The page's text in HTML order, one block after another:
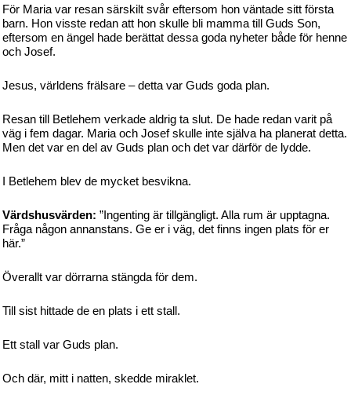
För Maria var resan särskilt svår eftersom hon väntade sitt första
barn. Hon visste redan att hon skulle bli mamma till Guds Son,
eftersom en ängel hade berättat dessa goda nyheter både för henne
och Josef.
Jesus, världens frälsare – detta var Guds goda plan.
Resan till Betlehem verkade aldrig ta slut. De hade redan varit på
väg i fem dagar. Maria och Josef skulle inte själva ha planerat detta.
Men det var en del av Guds plan och det var därför de lydde.
I Betlehem blev de mycket besvikna.
Värdshusvärden: ”Ingenting är tillgängligt. Alla rum är upptagna.
Fråga någon annanstans. Ge er i väg, det finns ingen plats för er
här.”
Överallt var dörrarna stängda för dem.
Till sist hittade de en plats i ett stall.
Ett stall var Guds plan.
Och där, mitt i natten, skedde miraklet.